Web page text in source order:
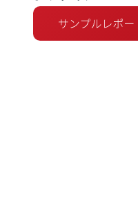
主な市場動向